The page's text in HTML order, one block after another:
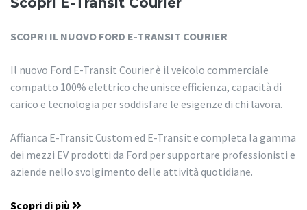
SCOPRI IL NUOVO FORD E-TRANSIT COURIER
Il nuovo Ford E-Transit Courier è il veicolo commerciale
compatto 100% elettrico che unisce efficienza, capacità di
carico e tecnologia per soddisfare le esigenze di chi lavora.
Affianca E-Transit Custom ed E-Transit e completa la gamma
dei mezzi EV prodotti da Ford per supportare professionisti e
aziende nello svolgimento delle attività quotidiane.
Scopri di più